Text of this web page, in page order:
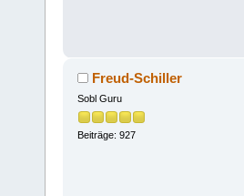
Freud-Schiller
Sobl Guru
Beiträge: 927